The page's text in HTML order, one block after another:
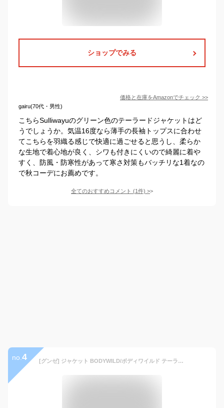
ショップでみる
価格と在庫をAmazonでチェック >>
gairu(70代・男性)
こちらSulliwayuのグリーン色のテーラードジャケットはど
うでしょうか。気温16度なら薄手の長袖トップスに合わせ
てこちらを羽織る感じで快適に過ごせると思うし、柔らか
な生地で着心地が良く、シワも付きにくいので綺麗に着や
すく、防風・防寒性があって寒さ対策もバッチリな1着なの
で秋コーデにお薦めです。
全てのおすすめコメント (1件) >
no. 4 [グンゼ] ジャケット BODYWILD/ボディワイルド テーラード ダブルニット BDW391 メンズ ネ-ビ L